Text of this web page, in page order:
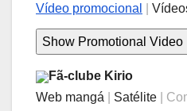
Vídeo promocional
Fã-clube Kirio
Web mangá
Satélite
|